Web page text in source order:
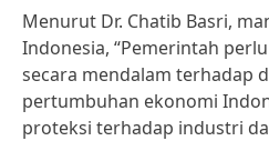
Menurut Dr. Chatib Basri,
Indonesia, “Pemerintah
secara mendalam terhadap
pertumbuhan ekonomi
proteksi terhadap industri